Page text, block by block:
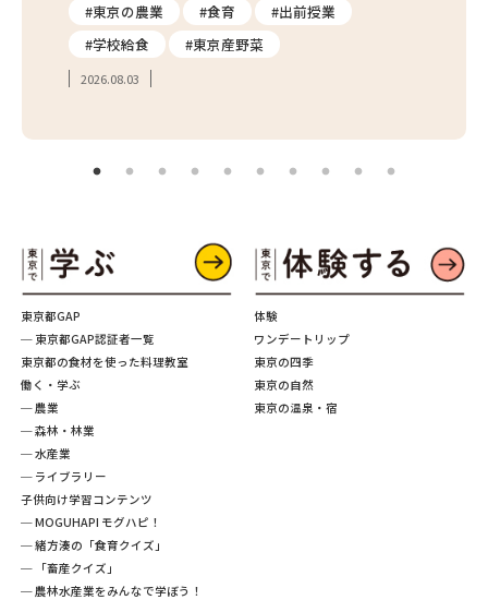
#東京の農業 #食育
#出前授業
#学校給食
#東京産野菜
2026.08.03
東京都GAP
─ 東京都GAP認証者一覧
東京都の食材を使った料理教室
働く・学ぶ
─ 農業
─ 森林・林業
─ 水産業
─ ライブラリー
子供向け学習コンテンツ
─ MOGUHAPI モグハピ！
─ 緒方湊の「食育クイズ」
─ 「畜産クイズ」
─ 農林水産業をみんなで学ぼう！
体験
ワンデートリップ
東京の四季
東京の自然
東京の温泉・宿